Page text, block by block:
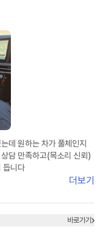
데 원하는 차가 풀체인지
담 만족하고(목소리 신뢰)
듭니다
더보기
바로가기